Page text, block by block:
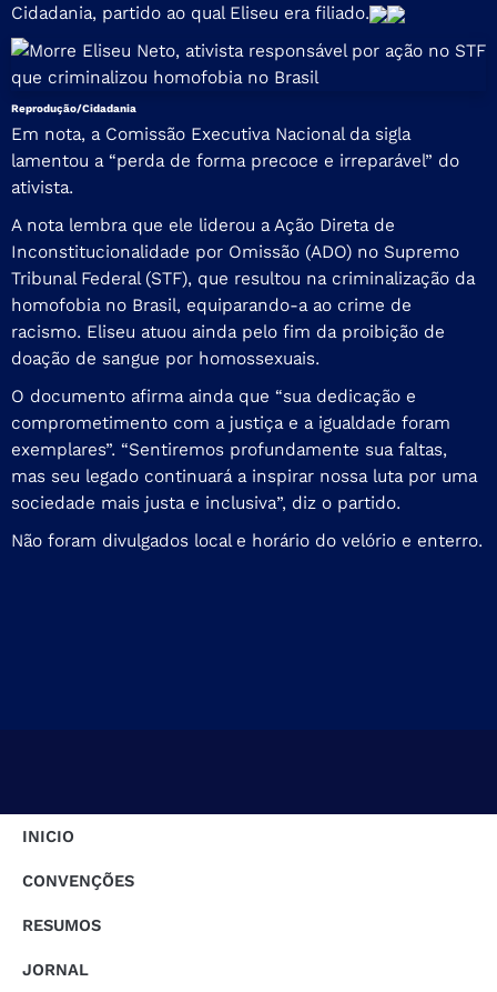
Cidadania, partido ao qual Eliseu era filiado.
Reprodução/Cidadania
Em nota, a Comissão Executiva Nacional da sigla
lamentou a “perda de forma precoce e irreparável” do
ativista.
A nota lembra que ele liderou a Ação Direta de
Inconstitucionalidade por Omissão (ADO) no Supremo
Tribunal Federal (STF), que resultou na criminalização da
homofobia no Brasil, equiparando-a ao crime de
racismo. Eliseu atuou ainda pelo fim da proibição de
doação de sangue por homossexuais.
O documento afirma ainda que “sua dedicação e
comprometimento com a justiça e a igualdade foram
exemplares”. “Sentiremos profundamente sua faltas,
mas seu legado continuará a inspirar nossa luta por uma
sociedade mais justa e inclusiva”, diz o partido.
Não foram divulgados local e horário do velório e enterro.
INICIO
CONVENÇÕES
RESUMOS
JORNAL